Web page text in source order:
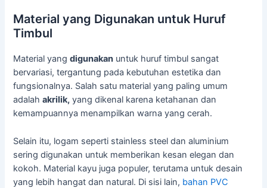
Material yang Digunakan untuk Huruf
Timbul
Material yangdigunakan untuk huruf timbul sangat
bervariasi, tergantung pada kebutuhan estetika dan
fungsionalnya. Salah satu material yang paling umum
adalahakrilik, yang dikenal karena ketahanan dan
kemampuannya menampilkan warna yang cerah.
Selain itu, logam seperti stainless steel dan aluminium
sering digunakan untuk memberikan kesan elegan dan
kokoh. Material kayu juga populer, terutama untuk desain
yang lebih hangat dan natural. Di sisi lain, bahan PVC